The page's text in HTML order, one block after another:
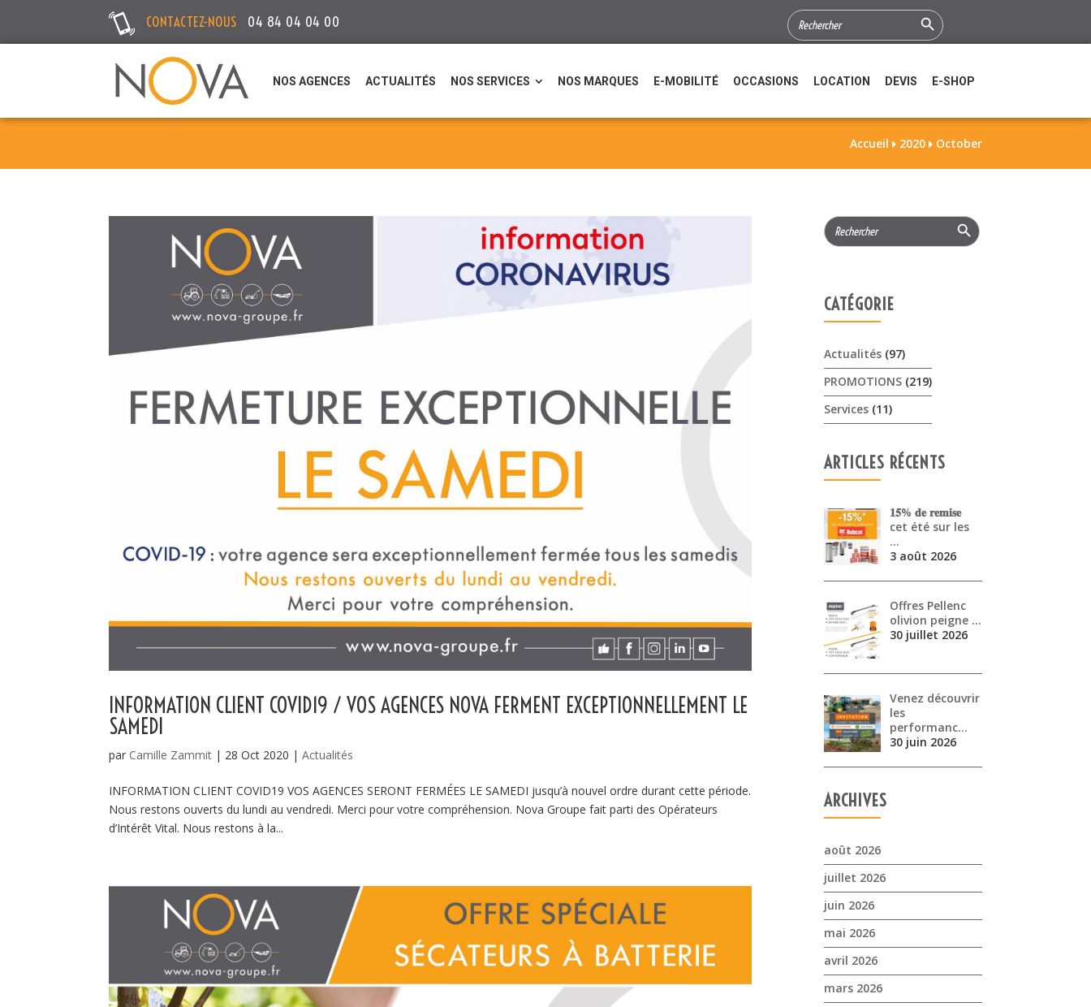
CONTACTEZ-NOUS 04 84 04 04 00
SEARCH
FOR:
Search Button
NOS AGENCES ACTUALITÉS NOS SERVICES NOS MARQUES E-MOBILITÉ OCCASIONS LOCATION DEVIS E-SHOP
Accueil  2020  October
INFORMATION CLIENT COVID19 / VOS AGENCES NOVA FERMENT EXCEPTIONNELLEMENT LE
SAMEDI
par Camille Zammit | 28 Oct 2020 |Actualités
INFORMATION CLIENT COVID19 VOS AGENCES SERONT FERMÉES LE SAMEDI jusqu’à nouvel ordre durant cette période.
Nous restons ouverts du lundi au vendredi. Merci pour votre compréhension. Nova Groupe fait parti des Opérateurs
d’Intérêt Vital. Nous restons à la...
Search
for:
Search Button
CATÉGORIE
Actualités (97)
PROMOTIONS (219)
Services (11)
ARTICLES RÉCENTS
𝟏𝟓% 𝐝𝐞 𝐫𝐞𝐦𝐢𝐬𝐞
cet été sur les
…
3 août 2026
Offres Pellenc
olivion peigne …
30 juillet 2026
Venez découvrir
les
performanc…
30 juin 2026
ARCHIVES
août 2026
juillet 2026
juin 2026
mai 2026
avril 2026
mars 2026